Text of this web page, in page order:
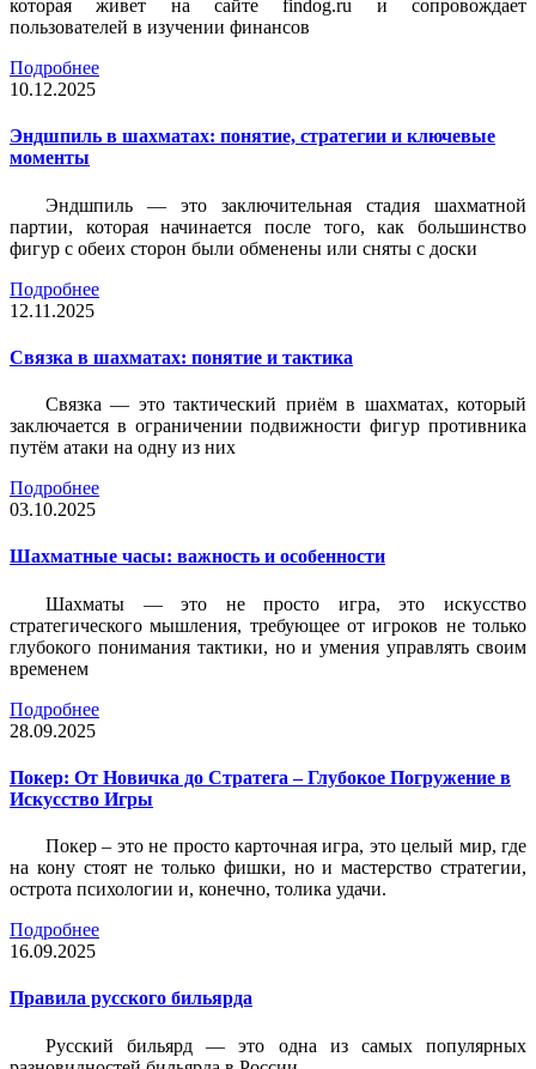
которая живет на сайте findog.ru и сопровождает
пользователей в изучении финансов
Подробнее
10.12.2025
Эндшпиль в шахматах: понятие, стратегии и ключевые
моменты
Эндшпиль — это заключительная стадия шахматной
партии, которая начинается после того, как большинство
фигур с обеих сторон были обменены или сняты с доски
Подробнее
12.11.2025
Связка в шахматах: понятие и тактика
Связка — это тактический приём в шахматах, который
заключается в ограничении подвижности фигур противника
путём атаки на одну из них
Подробнее
03.10.2025
Шахматные часы: важность и особенности
Шахматы — это не просто игра, это искусство
стратегического мышления, требующее от игроков не только
глубокого понимания тактики, но и умения управлять своим
временем
Подробнее
28.09.2025
Покер: От Новичка до Стратега – Глубокое Погружение в
Искусство Игры
Покер – это не просто карточная игра, это целый мир, где
на кону стоят не только фишки, но и мастерство стратегии,
острота психологии и, конечно, толика удачи.
Подробнее
16.09.2025
Правила русского бильярда
Русский бильярд — это одна из самых популярных